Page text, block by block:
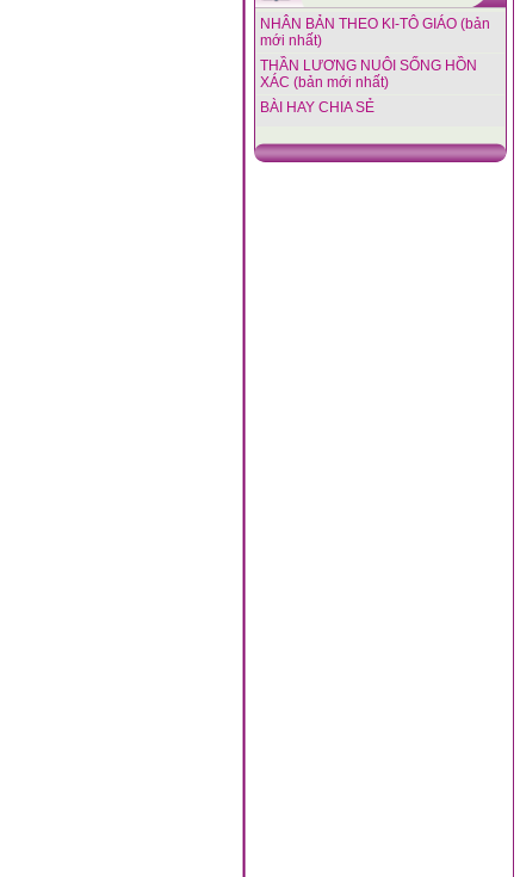
NHÂN BẢN THEO KI-TÔ GIÁO (bản
mới nhất)
THẦN LƯƠNG NUÔI SỐNG HỒN
XÁC (bản mới nhất)
BÀI HAY CHIA SẺ